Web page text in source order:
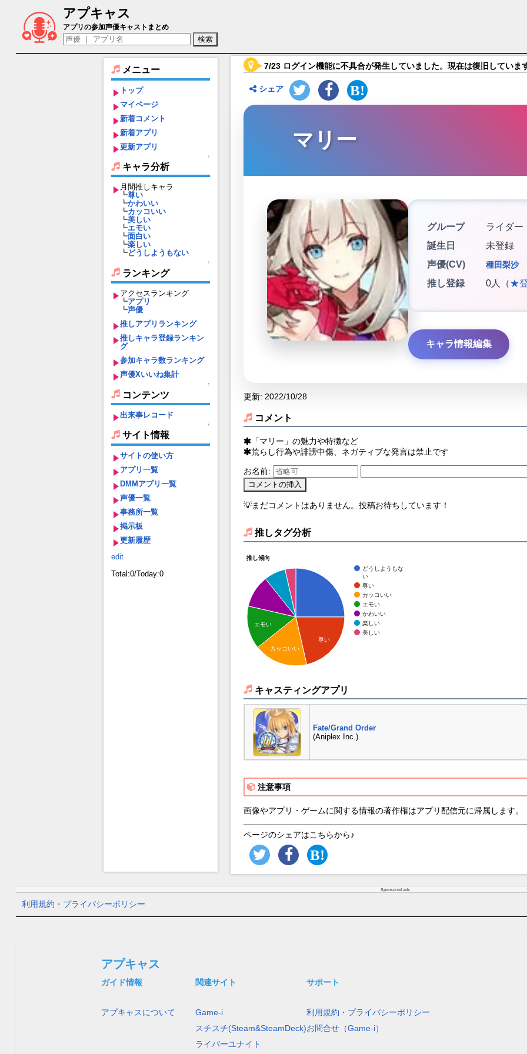
アプキャス
マリー（声優：種田梨沙)【Fate/Grand Order】キャラ紹介
アプリの参加声優キャストまとめ
メニュー
トップ
マイページ
新着コメント
新着アプリ
更新アプリ
↑
キャラ分析
月間推しキャラ
┗尊い
┗かわいい
┗カッコいい
┗美しい
┗エモい
┗面白い
┗楽しい
┗どうしようもない
↑
ランキング
アクセスランキング
┗アプリ
┗声優
推しアプリランキング
推しキャラ登録ランキン
グ
参加キャラ数ランキング
声優Xいいね集計
↑
コンテンツ
出来事レコード
↑
サイト情報
サイトの使い方
アプリ一覧
DMMアプリ一覧
声優一覧
事務所一覧
掲示板
更新履歴
edit
Total:0/Today:0
7/23 ログイン機能に不具合が発生していました。現在は復旧していま
シェア
マリー
グループ
ライダー
誕生日
未登録
声優(CV)
種田梨沙
推し登録 0人（★
キャラ情報編集
更新: 2022/10/28
コメント
「マリー」の魅力や特徴など
荒らし行為や誹謗中傷、ネガティブな発言は禁止です
お名前:
💡まだコメントはありません。投稿お待ちしています！
推しタグ分析
推し傾向
どうしようもな
い
尊い
カッコいい
エモい
かわいい
楽しい
美しい
尊い
エモい
カッコいい
キャスティングアプリ
Fate/Grand Order
(Aniplex Inc.)
注意事項
画像やアプリ・ゲームに関する情報の著作権はアプリ配信元に帰属します。
ページのシェアはこちらから♪
Sponsored ads
利用規約・プライバシーポリシー
アプキャス
ガイド情報
アプキャスについて
関連サイト
Game-i
スチスチ(Steam&SteamDeck)
ライバーユナイト
サポート
利用規約・プライバシーポリシー
お問合せ（Game-i）